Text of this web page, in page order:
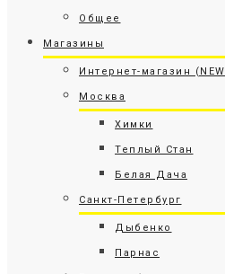
Общее
Магазины
Интернет-магазин (NEW
Москва
Химки
Теплый Стан
Белая Дача
Санкт-Петербург
Дыбенко
Парнас